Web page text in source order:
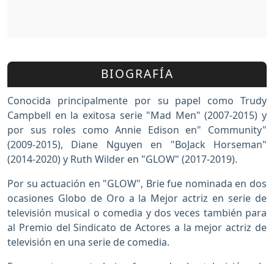
BIOGRAFÍA
Conocida principalmente por su papel como Trudy
Campbell en la exitosa serie "Mad Men" (2007-2015) y
por sus roles como Annie Edison en" Community"
(2009-2015), Diane Nguyen en "BoJack Horseman"
(2014-2020) y Ruth Wilder en "GLOW" (2017-2019).
Por su actuación en "GLOW", Brie fue nominada en dos
ocasiones Globo de Oro a la Mejor actriz en serie de
televisión musical o comedia y dos veces también para
al Premio del Sindicato de Actores a la mejor actriz de
televisión en una serie de comedia.